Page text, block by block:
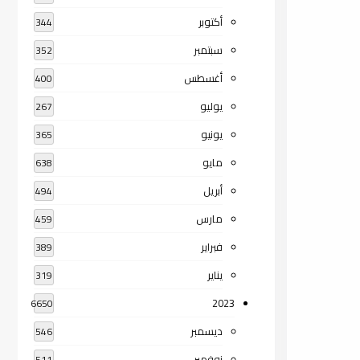
أكتوبر 344
سبتمبر 352
أغسطس 400
يوليو 267
يونيو 365
مايو 638
أبريل 494
مارس 459
فبراير 389
يناير 319
2023
6650
ديسمبر 546